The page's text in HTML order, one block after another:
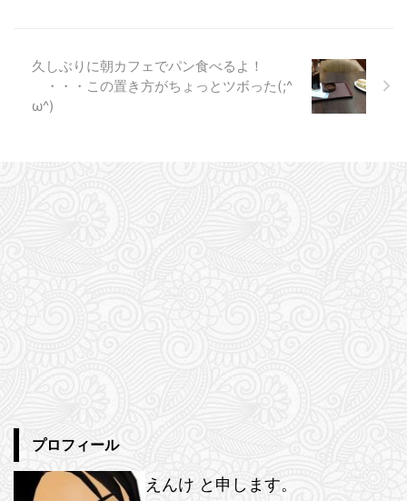
久しぶりに朝カフェでパン食べるよ！
・・・この置き方がちょっとツボった(;^
ω^)
プロフィール
えんけ と申します。